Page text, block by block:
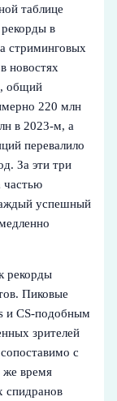
таблице
в
стриминговых
новостях
общий
220 млн
в 2023‑м, а
перевалило
За эти три
частью
успешный
рекорды
Пиковые
и CS‑подобным
зрителей
с
время
спидранов